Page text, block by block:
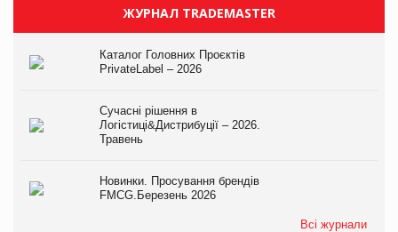
ЖУРНАЛ TRADEMASTER
Каталог Головних Проєктів
PrivateLabel – 2026
Сучасні рішення в
Логістиці&Дистрибуції – 2026.
Травень
Новинки. Просування брендів
FMCG.Березень 2026
Всі журнали